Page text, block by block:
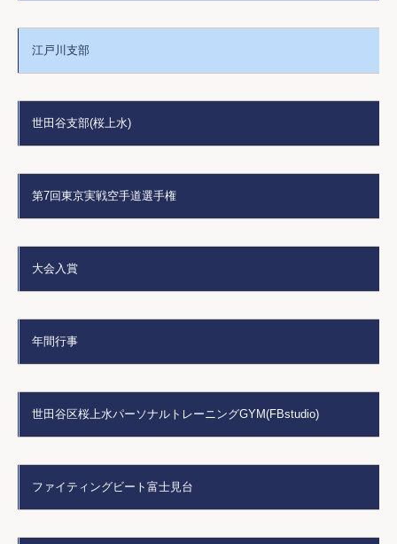
江戸川支部
世田谷支部(桜上水)
第7回東京実戦空手道選手権
大会入賞
年間行事
世田谷区桜上水パーソナルトレーニングGYM(FBstudio)
ファイティングビート富士見台